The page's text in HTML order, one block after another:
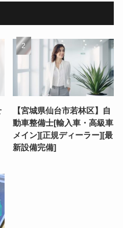
【宮城県仙台市若林区】自
動車整備士[輸入車・高級車
メイン][正規ディーラー][最
新設備完備]